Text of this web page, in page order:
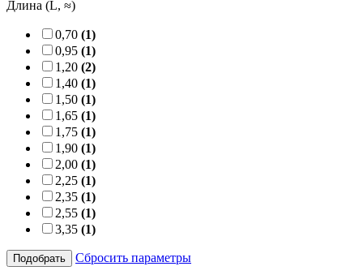
Длина (L, ≈)
0,70 (1)
0,95 (1)
1,20 (2)
1,40 (1)
1,50 (1)
1,65 (1)
1,75 (1)
1,90 (1)
2,00 (1)
2,25 (1)
2,35 (1)
2,55 (1)
3,35 (1)
Подобрать Сбросить параметры